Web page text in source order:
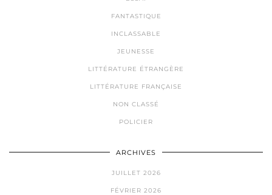
FANTASTIQUE
INCLASSABLE
JEUNESSE
LITTÉRATURE ÉTRANGÈRE
LITTÉRATURE FRANÇAISE
NON CLASSÉ
POLICIER
ARCHIVES
JUILLET 2026
FÉVRIER 2026